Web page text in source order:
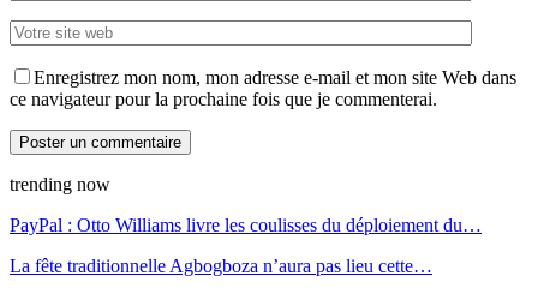
Enregistrez mon nom, mon adresse e-mail et mon site Web dans
ce navigateur pour la prochaine fois que je commenterai.
trending now
PayPal : Otto Williams livre les coulisses du déploiement du…
La fête traditionnelle Agbogboza n’aura pas lieu cette…